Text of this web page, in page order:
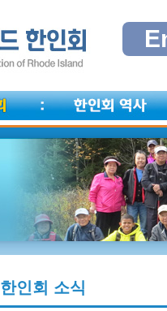
한인회 소식